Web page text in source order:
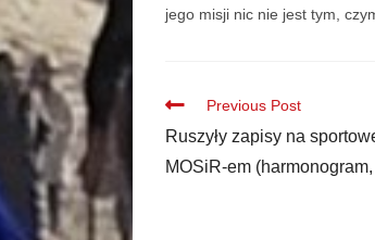
jego misji nic nie jest tym,
Previous Post
Ruszyły zapisy na
MOSiR-em